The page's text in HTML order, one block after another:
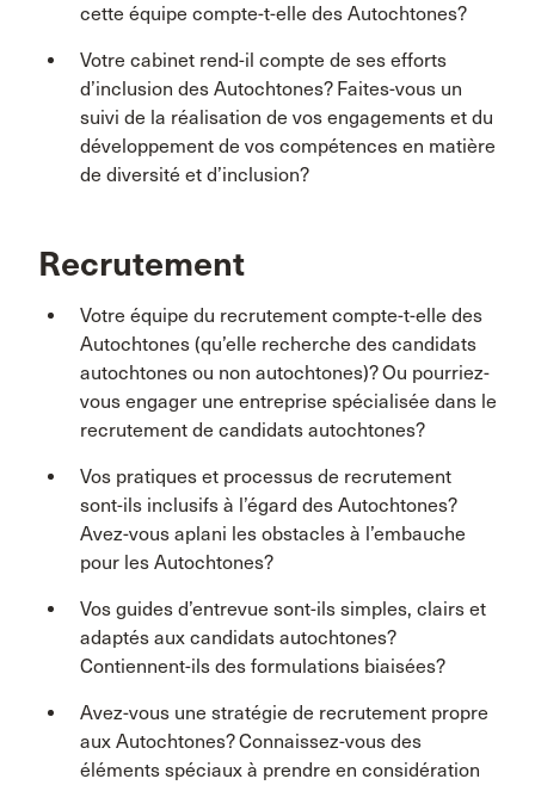
cette équipe compte-t-elle des Autochtones?
Votre cabinet rend-il compte de ses efforts
d’inclusion des Autochtones? Faites-vous un
suivi de la réalisation de vos engagements et du
développement de vos compétences en matière
de diversité et d’inclusion?
Recrutement
Votre équipe du recrutement compte-t-elle des
Autochtones (qu’elle recherche des candidats
autochtones ou non autochtones)? Ou pourriez-
vous engager une entreprise spécialisée dans le
recrutement de candidats autochtones?
Vos pratiques et processus de recrutement
sont-ils inclusifs à l’égard des Autochtones?
Avez-vous aplani les obstacles à l’embauche
pour les Autochtones?
Vos guides d’entrevue sont-ils simples, clairs et
adaptés aux candidats autochtones?
Contiennent-ils des formulations biaisées?
Avez-vous une stratégie de recrutement propre
aux Autochtones? Connaissez-vous des
éléments spéciaux à prendre en considération